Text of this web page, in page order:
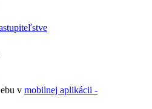
v mobilnej aplikácii -